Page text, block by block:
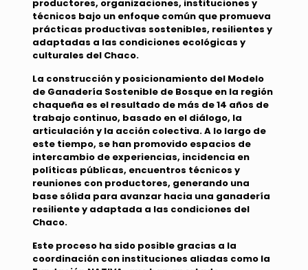
productores, organizaciones, instituciones y
técnicos bajo un enfoque común que promueva
prácticas productivas sostenibles, resilientes y
adaptadas a las condiciones ecológicas y
culturales del Chaco.
La construcción y posicionamiento del Modelo
de Ganadería Sostenible de Bosque en la región
chaqueña es el resultado de más de 14 años de
trabajo continuo, basado en el diálogo, la
articulación y la acción colectiva. A lo largo de
este tiempo, se han promovido espacios de
intercambio de experiencias, incidencia en
políticas públicas, encuentros técnicos y
reuniones con productores, generando una
base sólida para avanzar hacia una ganadería
resiliente y adaptada a las condiciones del
Chaco.
Este proceso ha sido posible gracias a la
coordinación con instituciones aliadas como la